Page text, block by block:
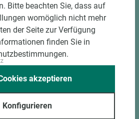
Bitte beachten Sie, dass auf
womöglich nicht mehr
der Seite zur Verfügung
finden Sie in
Konfigurieren
akzeptieren